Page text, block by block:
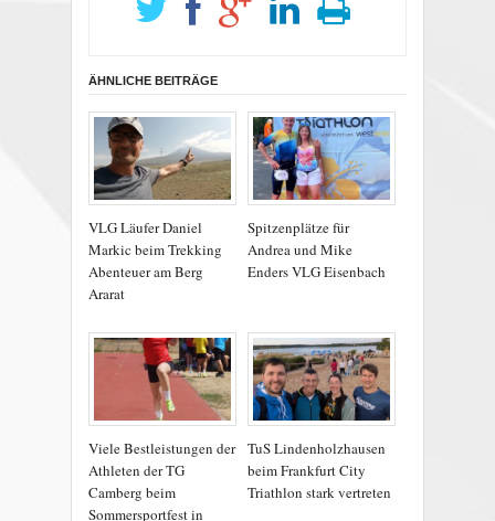
ÄHNLICHE BEITRÄGE
VLG Läufer Daniel
Markic beim Trekking
Abenteuer am Berg
Ararat
Spitzenplätze für
Andrea und Mike
Enders VLG Eisenbach
Viele Bestleistungen der
Athleten der TG
Camberg beim
Sommersportfest in
TuS Lindenholzhausen
beim Frankfurt City
Triathlon stark vertreten